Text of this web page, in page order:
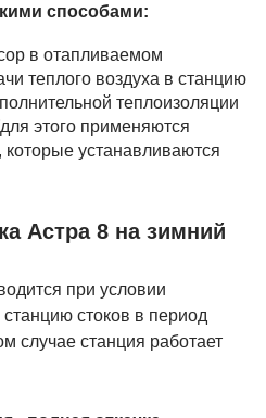
способами:
в отапливаемом
теплого воздуха в станцию
теплоизоляции
этого применяются
устанавливаются
Астра 8 на зимний
при условии
станцию стоков в период
случае станция работает